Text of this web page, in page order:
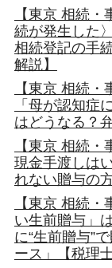
【東京 相続
続が発生した
相続登記の手
解説】
【東京 相続
「母が認知
はどうなる？
【東京 相続
現金手渡しは
れない贈与の
【東京 相続
い生前贈与」
に“生前贈与”
ース」【税理